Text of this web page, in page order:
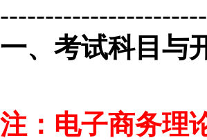
一、考试科目与
注：电子商务理